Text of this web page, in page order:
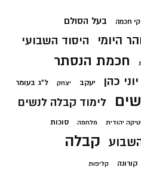
חכמה בעל הסולם
היומי היסוד השבועי
חכמת הנסתר
יוני כהן יעקב יצחק ל"ג בעומר
לימוד קבלה לנשים
יהודית מלחמה סוכות
קבלה
קורונה קליפות